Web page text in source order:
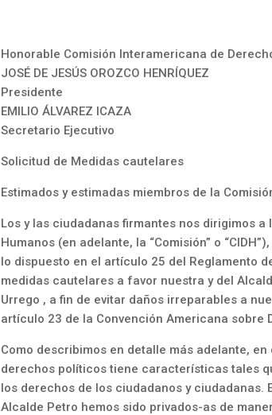
Honorable Comisión Interamericana de
JOSÉ DE JESÚS OROZCO HENRÍQUEZ
Presidente
EMILIO ÁLVAREZ ICAZA
Secretario Ejecutivo
Solicitud de Medidas cautelares
Estimados y estimadas miembros de la
Los y las ciudadanas firmantes nos dirigimos
Humanos (en adelante, la “Comisión” o
lo dispuesto en el artículo 25 del Reglamento
medidas cautelares a favor nuestra y del
Urrego , a fin de evitar daños irreparables a
artículo 23 de la Convención Americana sobre
Como describimos en detalle más adelante,
derechos políticos tiene características tales
los derechos de los ciudadanos y
Alcalde Petro hemos sido privados-as de